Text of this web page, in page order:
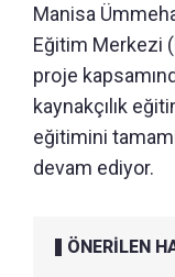
Manisa
Eğitim Merkezi
proje
kaynakçılık
eğitimini
devam ediyor.
ÖNERİLEN